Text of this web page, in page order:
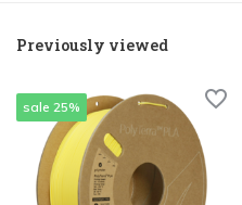
Previously viewed
sale 25%